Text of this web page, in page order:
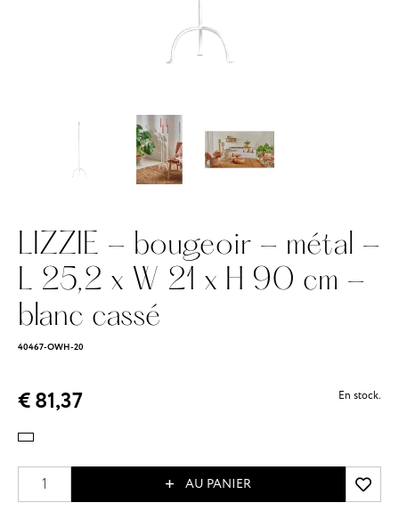
LIZZIE - bougeoir - métal -
L 25,2 x W 21 x H 90 cm -
blanc cassé
40467-OWH-20
€ 81,37 En stock.
AU PANIER